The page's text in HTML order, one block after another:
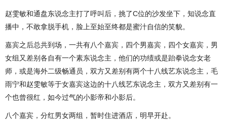
赵雯敏和通盘东说念主打了呼叫后，挑了C位的沙发坐下，知说念直
播中，不敢拿脱手机，脸上至始至终都是蜜汁自信的笑貌。
嘉宾之后总共到场，一共有八个嘉宾，四个男嘉宾，四个女嘉宾，男
女组又差别各自有一个素东说念主，他们的功绩或是跆拳说念女老
师，或是海外二级畅通员，双方又差别有两个十八线艺东说念主，毛
雨宁和赵雯敏等于女嘉宾这边的十八线艺东说念主，双方又差别有一
个也曾很红，如今过气的小影帝和小影后。
八个嘉宾，分红男女两组，暂时住进酒店，明早开赴。